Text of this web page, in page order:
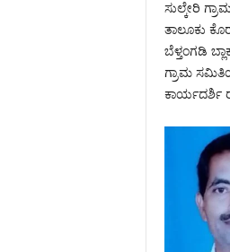
ಸುಲ್ಕೇರಿ
ತಾಲೂಕು
ಬೆಳ್ತಂಗಡಿ
ಗ್ರಾಮ
ಕಾರ್ಯದರ್ಶಿ